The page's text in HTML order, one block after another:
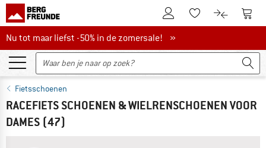
De klantenaccount
Naar deNaar de
Nu tot maar liefst -50% in de zomersale!
Nu tot maar liefst -50% in de zomersale! »
Fietsschoenen
RACEFIETS SCHOENEN & WIELRENSCHOENEN VOOR
DAMES (47)